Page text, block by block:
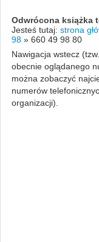
Odwrócona książka
Jesteś tutaj: strona
98 » 660 49 98 80
Nawigacja wstecz
obecnie oglądanego
można zobaczyć
numerów
organizacji).